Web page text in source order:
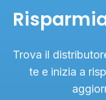
Trova il
te e inizia a